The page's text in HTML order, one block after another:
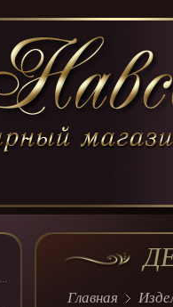
Главная